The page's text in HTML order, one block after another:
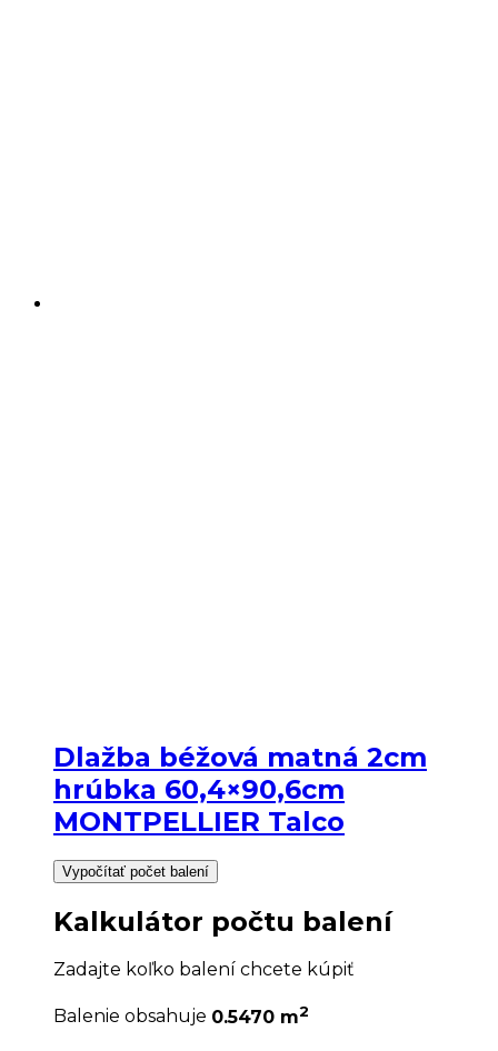
Dlažba béžová matná 2cm
hrúbka 60,4×90,6cm
MONTPELLIER Talco
Vypočítať počet balení
Kalkulátor počtu balení
Zadajte koľko balení chcete kúpiť
Balenie obsahuje 0.5470 m2